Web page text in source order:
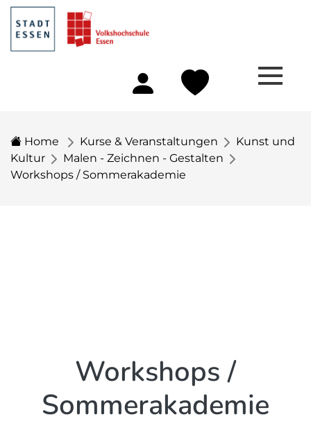
Home Kurse & Veranstaltungen
Kunst und
Kultur
Malen - Zeichnen - Gestalten
Workshops / Sommerakademie
Workshops /
Sommerakademie